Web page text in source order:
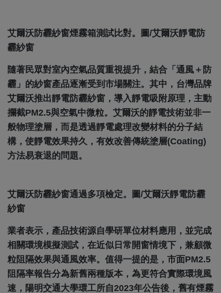
艾爾沃防霾紗窗煙霧箱測試比對。圖/艾爾沃靜電防
霾紗窗
隨著民眾對室內空氣品質重視提升，結合「通風＋防
霾」的紗窗產品逐漸受到市場關注。其中，台灣品牌
艾爾沃推出靜電防霾紗窗，導入靜電吸附原理，主動
攔截PM2.5與空氣中微粒。艾爾沃的靜電技術並非一
般物理塗層，而是透過靜電處理改變材料的分子結
構，使靜電效果持久，有效改善傳統塗層(coating)
方法易衰退的問題。
艾爾沃防霾紗窗通過多項檢定。圖/艾爾沃靜電防霾
紗窗
業者表示，產品技術源自學研單位材料應用，並完成
相關環境模擬測試，在近似日常開窗情境下，兼顧微
粒阻隔效果與通風效率。值得一提的是，市面PM2.5
阻隔率報告分為新舊兩種版本，為更符合實際環境風
速，陽明交通大學環工所自2023年公告後，舊有煙霧